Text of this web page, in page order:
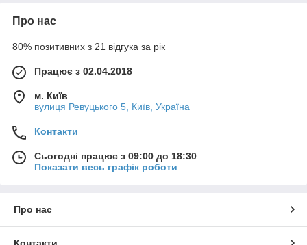
Про нас
80% позитивних з 21 відгука за рік
Працює з 02.04.2018
м. Київ
вулиця Ревуцького 5, Київ, Україна
Контакти
Сьогодні працює з 09:00 до 18:30
Показати весь графік роботи
Про нас